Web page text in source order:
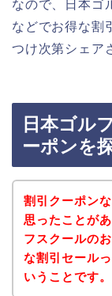
なので、日本ゴ
などでお得な割
つけ次第シェア
日本ゴル
ーポンを
割引クーポン
思ったことが
フスクールの
な割引セール
いうことです。